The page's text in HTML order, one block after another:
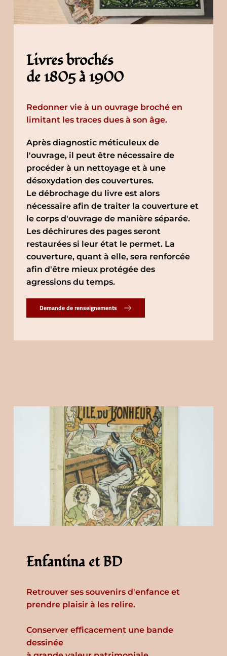
Livres brochés
de 1805 à 1900
Redonner vie à un ouvrage broché en
limitant les traces dues à son âge.
Après diagnostic méticuleux de
l'ouvrage, il peut être nécessaire de
procéder à un nettoyage et à une
désoxydation des couvertures.
Le débrochage du livre est alors
nécessaire afin de traiter la couverture et
le corps d'ouvrage de manière séparée.
Les déchirures des pages seront
restaurées si leur état le permet. La
couverture, quant à elle, sera renforcée
afin d'être mieux protégée des
agressions du temps.
Demande de renseignements
Enfantina et BD
Retrouver ses souvenirs d'enfance et
prendre plaisir à les relire.
Conserver efficacement une bande
dessinée